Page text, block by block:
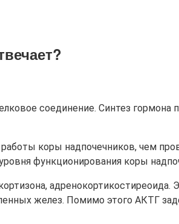
соединение. Синтез гормона
коры надпочечников, чем
функционирования коры
желез. Помимо этого АКТГ